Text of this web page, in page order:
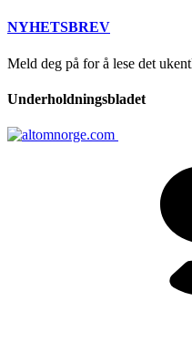
NYHETSBREV
Meld deg på for å lese det
Underholdningsbladet